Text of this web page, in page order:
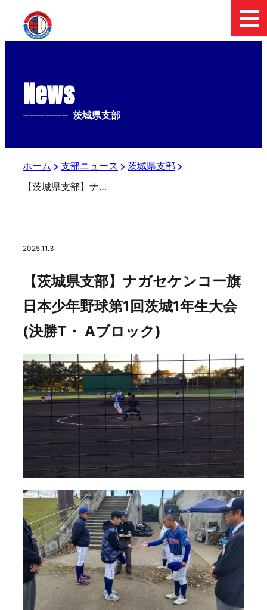
News
-------------- 茨城県支部
ホーム 支部ニュース
茨城県支部
【茨城県支部】ナガセケンコー旗 日本少年野球第1回茨城1年生大会(決勝T・ Aブロック)
2025.11.3
【茨城県支部】ナガセケンコー旗
日本少年野球第1回茨城1年生大会
(決勝T・ Aブロック)